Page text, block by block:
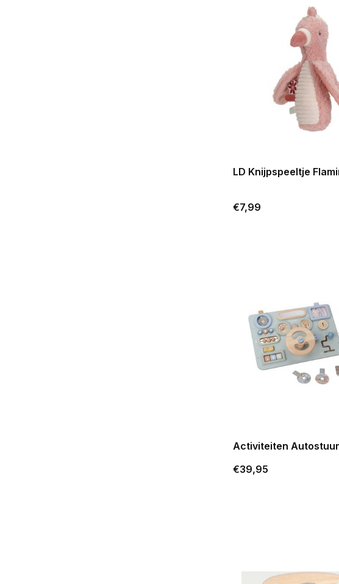
LD Knijpspeeltje
€7,99
Activiteiten Autostuur
€39,95